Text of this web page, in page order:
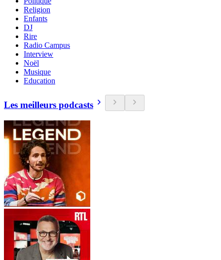
Religion
Enfants
DJ
Rire
Radio Campus
Interview
Noël
Musique
Education
Les meilleurs podcasts